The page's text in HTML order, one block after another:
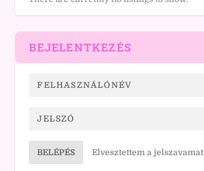
BEJELENTKEZÉS
BELÉPÉS Elvesztettem a jelszavamat